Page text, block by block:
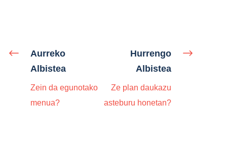
Aurreko
Albistea
Zein da egunotako
menua?
Hurrengo
Albistea
Ze plan daukazu
asteburu honetan?